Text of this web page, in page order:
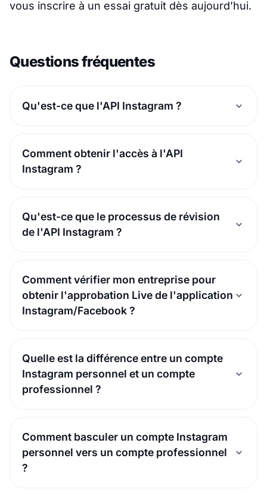
vous inscrire à un essai gratuit dès aujourd’hui.
Questions fréquentes
Qu'est-ce que l'API Instagram ?
Comment obtenir l'accès à l'API
Instagram ?
Qu'est-ce que le processus de révision
de l'API Instagram ?
Comment vérifier mon entreprise pour
obtenir l'approbation Live de l'application
Instagram/Facebook ?
Quelle est la différence entre un compte
Instagram personnel et un compte
professionnel ?
Comment basculer un compte Instagram
personnel vers un compte professionnel
?